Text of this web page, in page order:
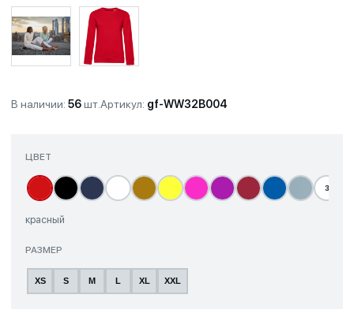
В наличии: 56шт.Артикул: gf-WW32B004
ЦВЕТ
з
красный
РАЗМЕР
XS S M L XL XXL